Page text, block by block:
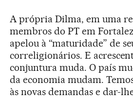
A própria Dilma, em uma
membros do PT em
apelou à “maturidade” de
correligionários. E
conjuntura muda. O país
da economia mudam.
às novas demandas e dar-